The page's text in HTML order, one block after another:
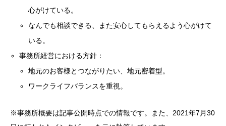
心がけている。
なんでも相談できる、また安心してもらえるよう心がけて
いる。
事務所経営における方針：
地元のお客様とつながりたい、地元密着型。
ワークライフバランスを重視。
※事務所概要は記事公開時点での情報です。また、 2021年7 月30